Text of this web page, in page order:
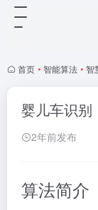
首页 • 智能算法 • 智
婴儿车识别
2年前发布
算法简介